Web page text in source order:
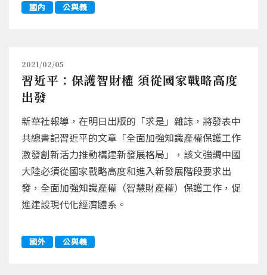
國內 公與義
2021/02/05
習近平：保護智財權 須從國家戰略高度
出發
新華社報導，在明日出版的「求是」雜誌，將發表中
共總書記習近平的文章「全面加強知識產權保護工作
激發創新活力推動構建新發展格局」，該文強調中國
大陸必須從國家戰略高度和進入新發展階段要求出
發，全面加強知識產權（智慧財產權）保護工作，促
進建設現代化經濟體系。
國外 公與義